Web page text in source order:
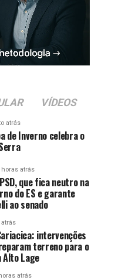
VÍDEOS
atrás
de Inverno celebra o
horas atrás
que fica neutro na
do ES e garante
ao senado
atrás
intervenções
terreno para o
Alto Lage
atrás